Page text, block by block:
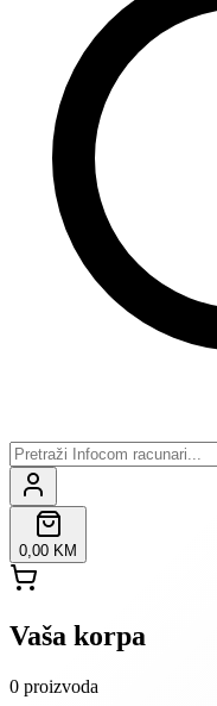
0,00 KM
Vaša korpa
0 proizvoda